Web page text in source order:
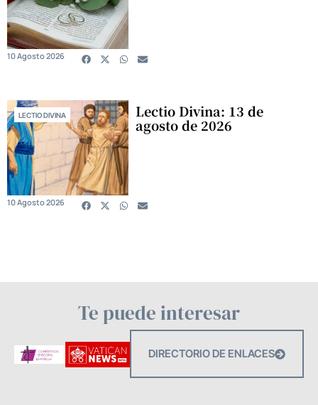
10 Agosto 2026
LECTIO DIVINA Lectio Divina: 13 de
agosto de 2026
10 Agosto 2026
Te puede interesar
DIRECTORIO DE ENLACES